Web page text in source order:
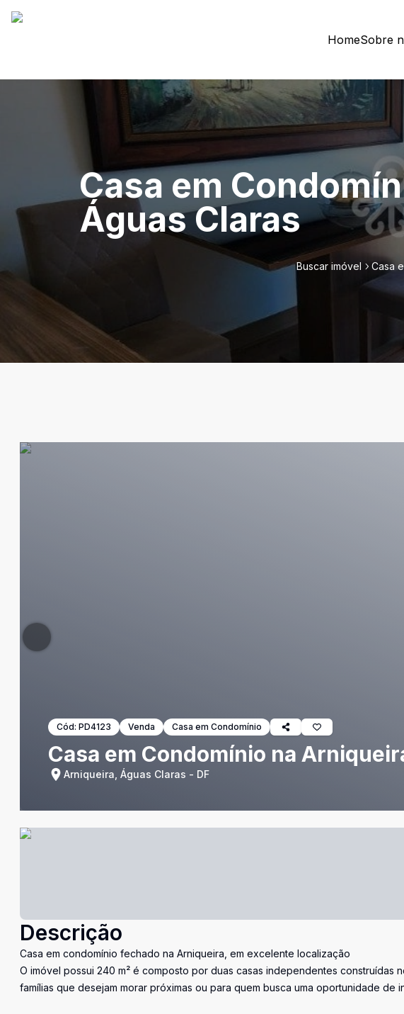
HomeSobre
Casa em
Águas Claras
Buscar imóvel Casa
Cód: PD4123 Venda Casa em Condomínio
Casa em Condomínio na
Arniqueira, Águas Claras - DF
Descrição
Casa em condomínio fechado na Arniqueira, em excelente localização
O imóvel possui 240 m² é composto por duas casas independentes construídas
famílias que desejam morar próximas ou para quem busca uma oportunidade de